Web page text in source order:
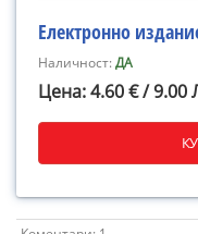
Електронно
Наличност:ДА
Цена: 4.60 € / 9.00